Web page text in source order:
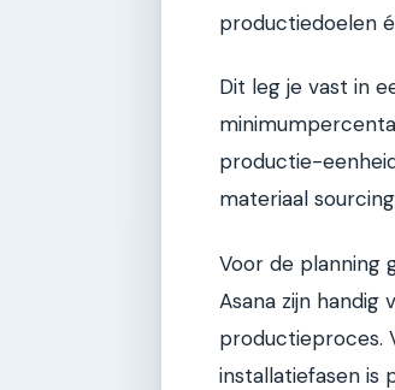
productiedoelen
Dit leg je vast in
productie-
materiaal
Voor de planning
Asana zijn
productieproces.
installatiefasen is